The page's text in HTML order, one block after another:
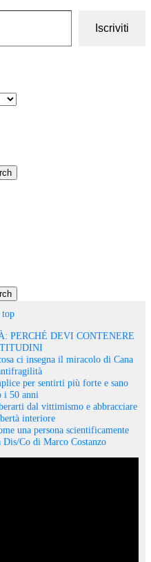
Iscriviti
PERCHÉ DEVI CONTENERE
ci insegna il miracolo di Cana
per sentirti più forte e sano
i 50 anni
dal vittimismo e abbracciare
interiore
una persona scientificamente
Co di Marco Costanzo